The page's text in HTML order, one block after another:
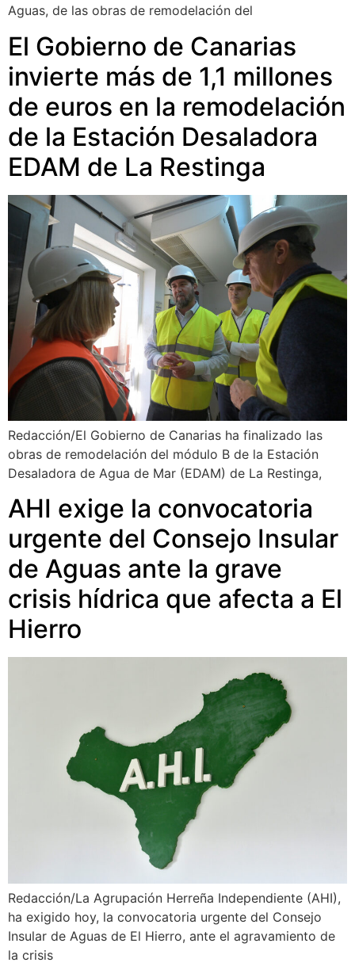
Aguas, de las obras de remodelación del
El Gobierno de Canarias
invierte más de 1,1 millones
de euros en la remodelación
de la Estación Desaladora
EDAM de La Restinga
Redacción/El Gobierno de Canarias ha finalizado las
obras de remodelación del módulo B de la Estación
Desaladora de Agua de Mar (EDAM) de La Restinga,
AHI exige la convocatoria
urgente del Consejo Insular
de Aguas ante la grave
crisis hídrica que afecta a El
Hierro
Redacción/La Agrupación Herreña Independiente (AHI),
ha exigido hoy, la convocatoria urgente del Consejo
Insular de Aguas de El Hierro, ante el agravamiento de
la crisis